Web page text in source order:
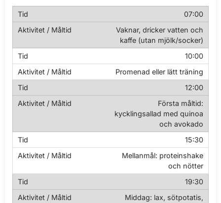
07:00
Vaknar, dricker vatten och
kaffe (utan mjölk/socker)
10:00
Promenad eller lätt träning
12:00
Första måltid:
kycklingsallad med quinoa
och avokado
15:30
Mellanmål: proteinshake
och nötter
19:30
Middag: lax, sötpotatis,